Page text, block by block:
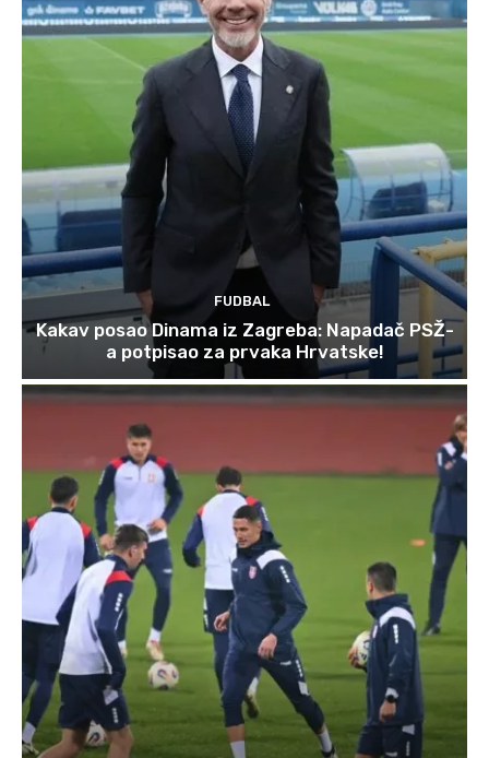
FUDBAL
Kakav posao Dinama iz Zagreba: Napadač PSŽ-
a potpisao za prvaka Hrvatske!